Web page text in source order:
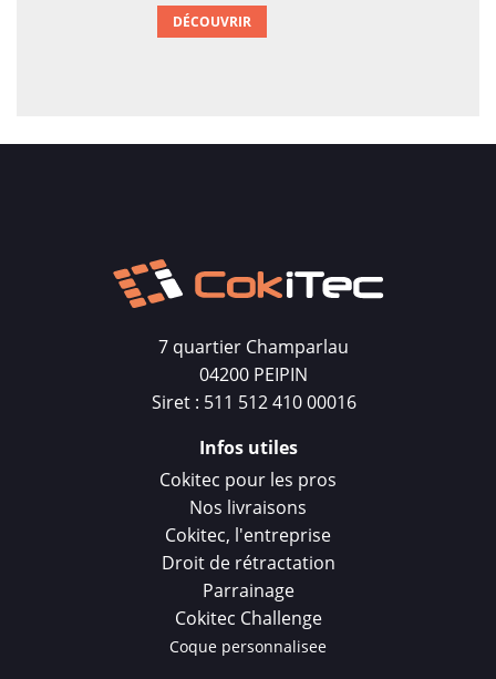
DÉCOUVRIR
7 quartier Champarlau
04200 PEIPIN
Siret : 511 512 410 00016
Infos utiles
Cokitec pour les pros
Nos livraisons
Cokitec, l'entreprise
Droit de rétractation
Parrainage
Cokitec Challenge
Coque personnalisee